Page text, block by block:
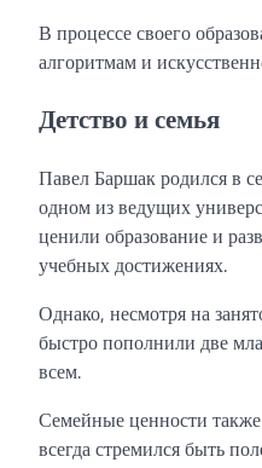
В процессе своего
алгоритмам и
Детство и семья
Павел Баршак родился в
одном из ведущих
ценили образование и
учебных достижениях.
Однако, несмотря на
быстро пополнили две
всем.
Семейные ценности
всегда стремился быть